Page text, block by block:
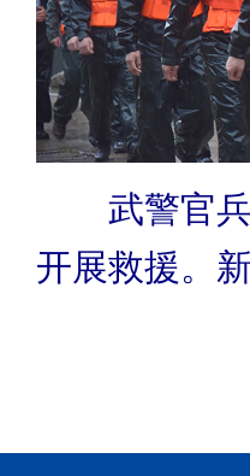
武警官
开展救援。